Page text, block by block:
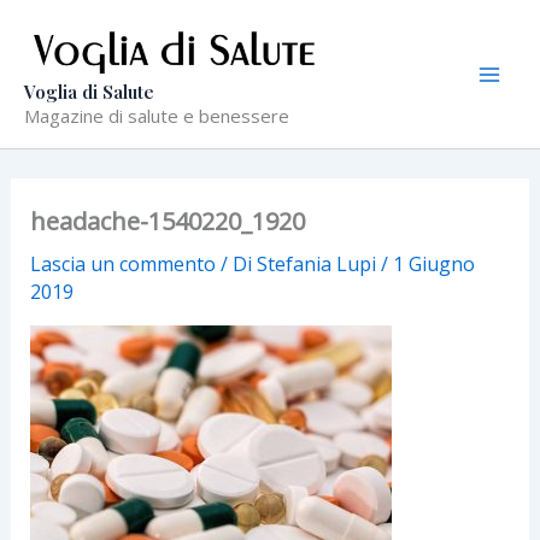
contenuto
Voglia di Salute
Magazine di salute e benessere
headache-1540220_1920
Lascia un commento / Di Stefania Lupi / 1 Giugno
2019